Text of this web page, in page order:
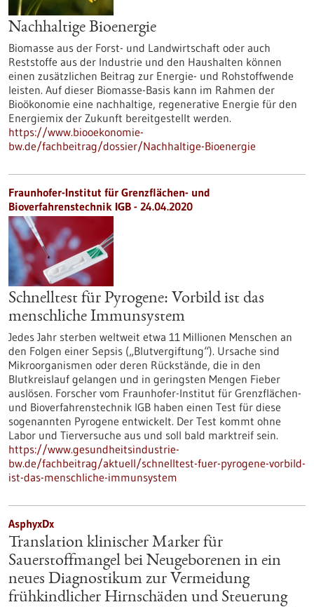
Nachhaltige Bioenergie
Biomasse aus der Forst- und Landwirtschaft oder auch
Reststoffe aus der Industrie und den Haushalten können
einen zusätzlichen Beitrag zur Energie- und Rohstoffwende
leisten. Auf dieser Biomasse-Basis kann im Rahmen der
Bioökonomie eine nachhaltige, regenerative Energie für den
Energiemix der Zukunft bereitgestellt werden.
https://www.biooekonomie-
bw.de/fachbeitrag/dossier/Nachhaltige-Bioenergie
Fraunhofer-Institut für Grenzflächen- und
Bioverfahrenstechnik IGB - 24.04.2020
Schnelltest für Pyrogene: Vorbild ist das
menschliche Immunsystem
Jedes Jahr sterben weltweit etwa 11 Millionen Menschen an
den Folgen einer Sepsis („Blutvergiftung“). Ursache sind
Mikroorganismen oder deren Rückstände, die in den
Blutkreislauf gelangen und in geringsten Mengen Fieber
auslösen. Forscher vom Fraunhofer-Institut für Grenzflächen-
und Bioverfahrenstechnik IGB haben einen Test für diese
sogenannten Pyrogene entwickelt. Der Test kommt ohne
Labor und Tierversuche aus und soll bald marktreif sein.
https://www.gesundheitsindustrie-
bw.de/fachbeitrag/aktuell/schnelltest-fuer-pyrogene-vorbild-
ist-das-menschliche-immunsystem
AsphyxDx
Translation klinischer Marker für
Sauerstoffmangel bei Neugeborenen in ein
neues Diagnostikum zur Vermeidung
frühkindlicher Hirnschäden und Steuerung